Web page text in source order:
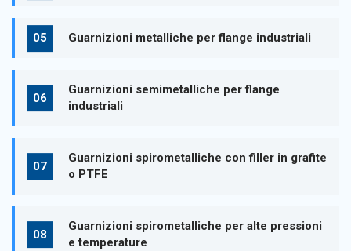
Guarnizioni metalliche per flange industriali
Guarnizioni semimetalliche per flange
industriali
Guarnizioni spirometalliche con filler in grafite
o PTFE
Guarnizioni spirometalliche per alte pressioni
e temperature